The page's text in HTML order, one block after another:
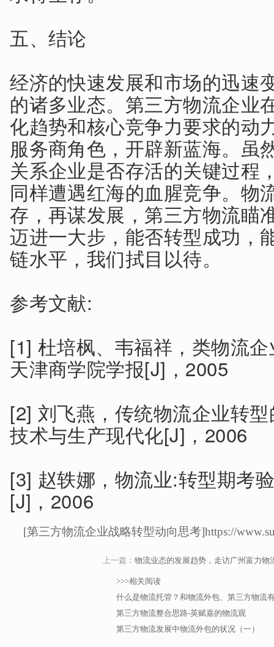
五、结论
经济的快速发展和市场的迅速
的诸多业态。第三方物流企业
化趋势和核心竞争力要求的动
服务商角色，开辟新蓝海。虽
关系企业是否存活的关键过程
同样遭遇红海的血腥竞争。物
存，再谋发展，第三方物流瞄
迈进一大步，能否转型成功，
链水平，我们拭目以待。
参考文献:
[1] 杜培枫、韦福祥，类物流
天津商学院学报[J]，2005
[2] 刘飞燕，传统物流企业转
技术与生产现代化[J]，2006
[3] 赵轶娜，物流业:转型期考
[J]，2006
[第三方物流企业战略转型动向思考]https://
上一篇：物流业态的发展趋势，走访广州富力物
>>>相关阅读
什么是物流托管？和物流外包、第三方物流
第三方物流整合思路-英赋嘉的物流观
第三方物流发展中物流外包的状况（一）